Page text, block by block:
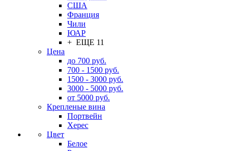
США
Франция
Чили
ЮАР
+ ЕЩЕ 11
Цена
до 700 руб.
700 - 1500 руб.
1500 - 3000 руб.
3000 - 5000 руб.
от 5000 руб.
Крепленые вина
Портвейн
Херес
Цвет
Белое